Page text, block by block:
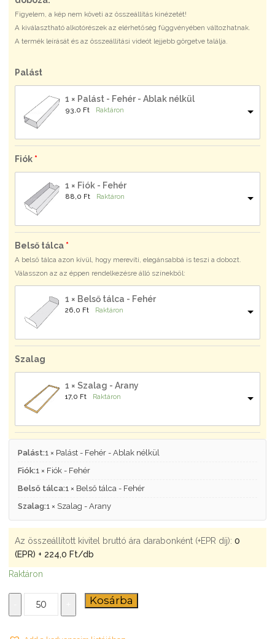
Figyelem, a kép nem követi az összeállítás kinézetét!
A kiválasztható alkotórészek az elérhetőség függvényében változhatnak.
A termék leírását és az összeállítási videót lejjebb görgetve találja.
Palást
1 × Palást - Fehér - Ablak nélkül
93,0 Ft Raktáron
Fiók
1 × Fiók - Fehér
88,0 Ft Raktáron
Belső tálca
A belső tálca azon kívül, hogy merevíti, elegánsabbá is teszi a dobozt.
Válasszon az az éppen rendelkezésre álló színekből:
1 × Belső tálca - Fehér
26,0 Ft Raktáron
Szalag
1 × Szalag - Arany
17,0 Ft Raktáron
Palást:1 × Palást - Fehér - Ablak nélkül
Fiók:1 × Fiók - Fehér
Belső tálca:1 × Belső tálca - Fehér
Szalag:1 × Szalag - Arany
Az összeállított kivitel bruttó ára darabonként (+EPR díj): 0
(EPR) + 224,0 Ft/db
Raktáron
Bejgli
Kosárba